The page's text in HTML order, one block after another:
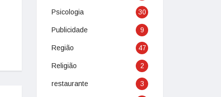
Psicologia 30
Publicidade 9
Região 47
Religião 2
restaurante 3